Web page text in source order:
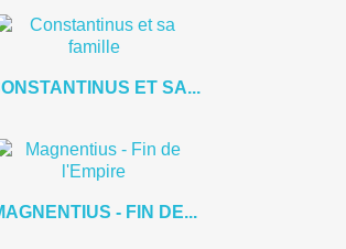
ET SA...
- FIN DE...